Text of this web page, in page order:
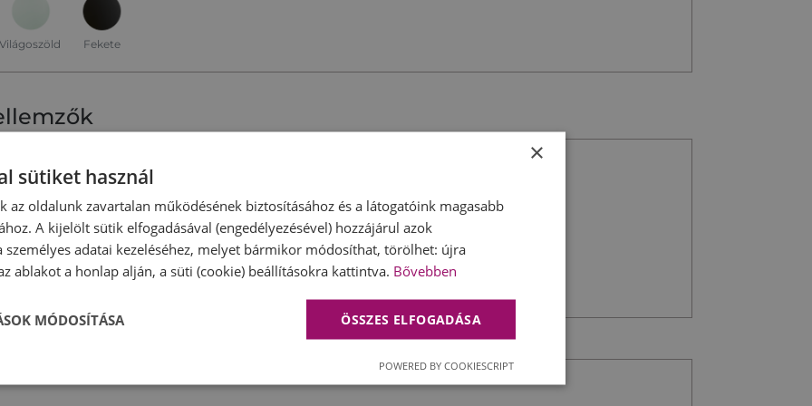
Világoszöld Fekete
×
sütiket használ
az oldalunk zavartalan működésének biztosításához és a látogatóink magasabb
A kijelölt sütik elfogadásával (engedélyezésével) hozzájárul azok
személyes adatai kezeléséhez, melyet bármikor módosíthat, törölhet: újra
ablakot a honlap alján, a süti (cookie) beállításokra kattintva. Bővebben
ÖSSZES ELFOGADÁSA
MÓDOSÍTÁSA
POWERED BY COOKIESCRIPT